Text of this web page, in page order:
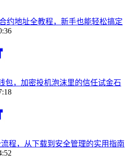
约地址全教程，新手也能轻松搞定
包，加密投机泡沫里的信任试金石
程，从下载到安全管理的实用指南